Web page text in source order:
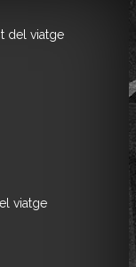
del viatge
viatge